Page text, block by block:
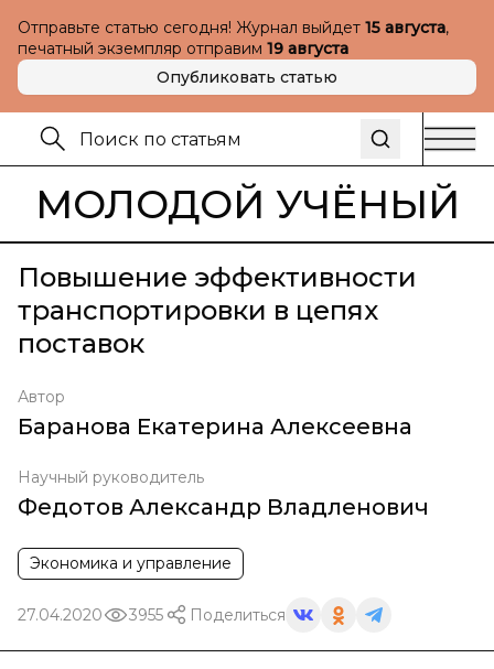
Отправьте статью сегодня! Журнал выйдет 15 августа,
печатный экземпляр отправим 19 августа
Опубликовать статью
МОЛОДОЙ УЧЁНЫЙ
Повышение эффективности
транспортировки в цепях
поставок
Автор
Баранова Екатерина Алексеевна
Научный руководитель
Федотов Александр Владленович
Экономика и управление
27.04.2020 3955 Поделиться